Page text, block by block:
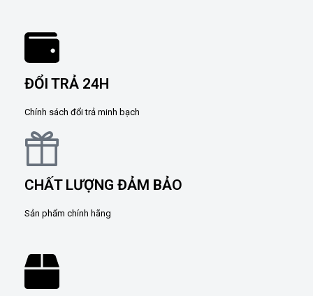
ĐỔI TRẢ 24H
Chính sách đổi trả minh bạch
CHẤT LƯỢNG ĐẢM BẢO
Sản phẩm chính hãng